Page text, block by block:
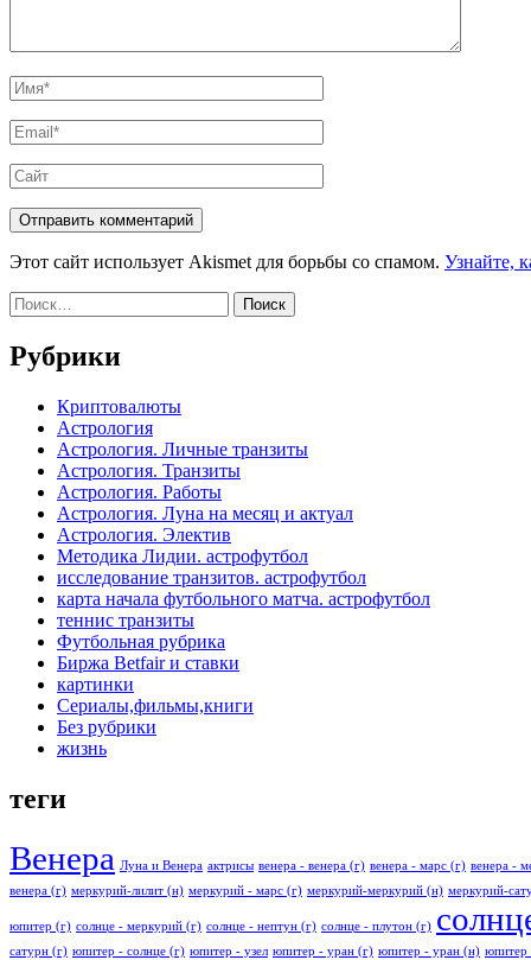
Имя*
Email*
Сайт
Этот сайт использует Akismet для борьбы со спамом. Узнайте,
Найти:
Рубрики
Криптовалюты
Астрология
Астрология. Личные транзиты
Астрология. Транзиты
Астрология. Работы
Астрология. Луна на месяц и актуал
Астрология. Электив
Методика Лидии. астрофутбол
исследование транзитов. астрофутбол
карта начала футбольного матча. астрофутбол
теннис транзиты
Футбольная рубрика
Биржа Betfair и ставки
картинки
Сериалы,фильмы,книги
Без рубрики
жизнь
теги
Венера Луна и Венера актрисы венера - венера (г) венера - марс (г) венера -
венера (г) меркурий-лилит (н) меркурий - марс (г) меркурий-меркурий (н) меркурий-
юпитер (г) солнце - меркурий (г) солнце - нептун (г) солнце - плутон (г)
сатурн (г) юпитер - солнце (г) юпитер - узел юпитер - уран (г) юпитер - уран (н) юпитер